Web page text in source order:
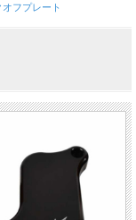
フプレート